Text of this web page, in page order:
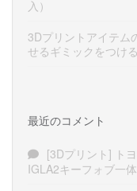
入）
3Dプリントアイテム
せるギミックをつけ
最近のコメント
[3Dプリント] ト
IGLA2キーフォブ一